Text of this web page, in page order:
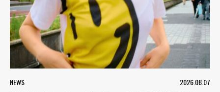
NEWS 2026.08.07